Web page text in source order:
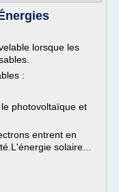
lorsque les
:
photovoltaïque et
entrent en
solaire...